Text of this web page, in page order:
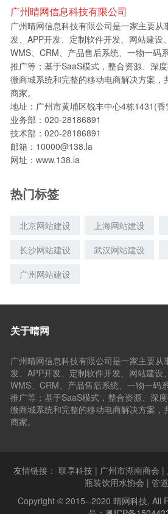
广州晴网信息科技有限公司
广州晴网信息科技有限公司是一家主要
发、APP开发、定制软件开发、网站建设
WMS、CRM、产品售后系统、一物一码
推广等；基于SaaS模式，整合资源、深
微商城系统和完整的移动电商解决方案，
商家。
地址：广州市黄埔区锐丰中心4栋1431(香
业务部：020-28186891
技术部：020-28186891
邮箱：10000@138.la
网址：www.138.la
热门标签
北京网站建设 上海网站建设
长沙网站建设
武汉网站建设
广州网站建设
关于晴网
广州晴网信息科技有限公司是一家主要
发、APP开发、定制软件开发、网站建设
WMS、CRM、产品售后系统、一物一码
推广等；基于SaaS模式，整合资源、深
微商城系统和完整的移动电商解决方案，
商家。
友情链接： 联享科技 | 广州市湖南商会 |
瓶装饮用水协会 | 管
Copyright © 2015--2020 晴网科技,